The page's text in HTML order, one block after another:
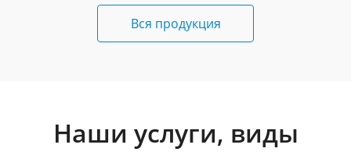
Вся продукция
Наши услуги, виды